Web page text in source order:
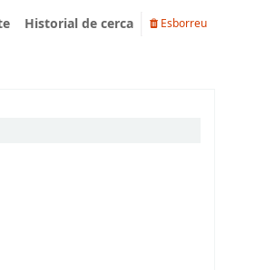
Historial de cerca Esborreu